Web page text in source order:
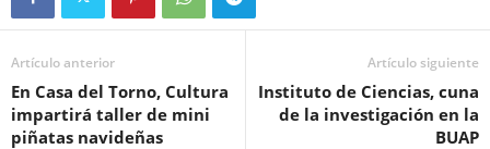
Artículo anterior
En Casa del Torno, Cultura
impartirá taller de mini
piñatas navideñas
Artículo siguiente
Instituto de Ciencias, cuna
de la investigación en la
BUAP